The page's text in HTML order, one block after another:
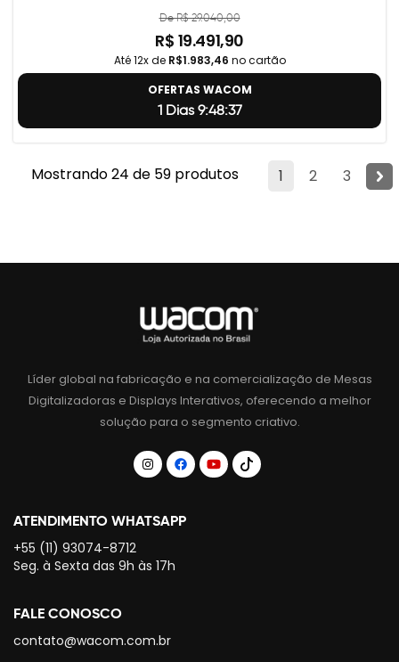
De R$ 29.040,00
R$ 19.491,90
Até 12x de R$1.983,46 no cartão
OFERTAS WACOM
1 Dias 9:48:36
1 2 3
Mostrando 24 de 59 produtos
Líder global na fabricação e na comercialização de Mesas
Digitalizadoras e Displays Interativos, oferecendo a melhor
solução para o segmento criativo.
ATENDIMENTO WHATSAPP
+55 (11) 93074-8712
Seg. à Sexta das 9h às 17h
FALE CONOSCO
contato@wacom.com.br